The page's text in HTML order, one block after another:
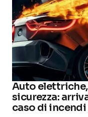
Auto elettriche,
sicurezza:
caso di incendi